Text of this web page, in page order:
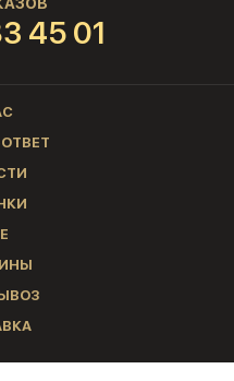
45 01